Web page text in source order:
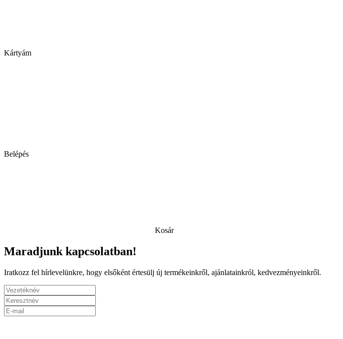
Kártyám
Belépés
Kosár
Maradjunk kapcsolatban!
Iratkozz fel hírlevelünkre, hogy elsőként értesülj új termékeinkről, ajánlatainkról, kedvezményeinkről.